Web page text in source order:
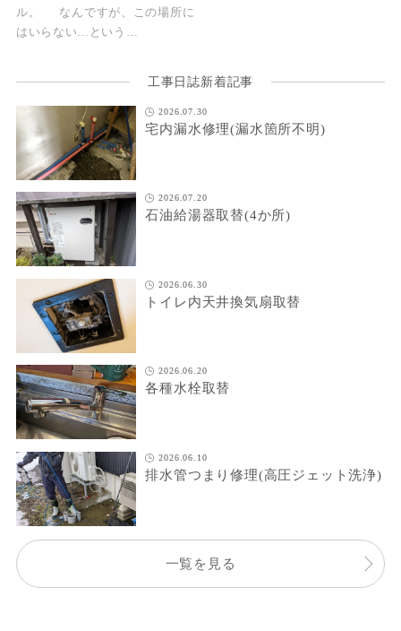
ル。 なんですが、この場所に
はいらない…という…
工事日誌新着記事
2026.07.30
宅内漏水修理(漏水箇所不明)
2026.07.20
石油給湯器取替(4か所)
2026.06.30
トイレ内天井換気扇取替
2026.06.20
各種水栓取替
2026.06.10
排水管つまり修理(高圧ジェット洗浄)
一覧を見る